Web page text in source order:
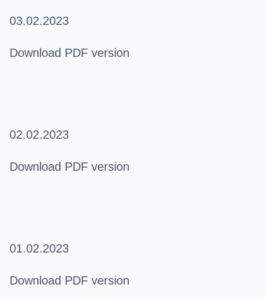
03.02.2023
Download PDF version
02.02.2023
Download PDF version
01.02.2023
Download PDF version